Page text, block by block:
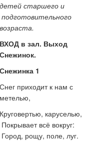
детей старшего и
подготовительного
возраста.
ВХОД в зал. Выход
Снежинок.
Снежинка 1
Снег приходит к нам с
метелью,
Круговертью, каруселью,
Покрывает всё вокруг:
Город, рощу, поле, луг.